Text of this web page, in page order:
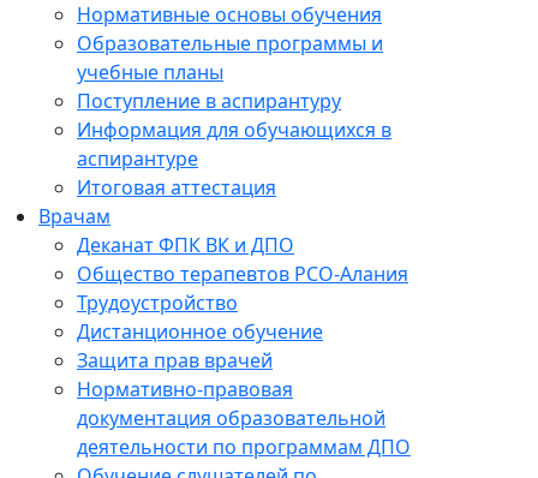
Нормативные основы обучения
Образовательные программы и
учебные планы
Поступление в аспирантуру
Информация для обучающихся в
аспирантуре
Итоговая аттестация
Врачам
Деканат ФПК ВК и ДПО
Общество терапевтов РСО-Алания
Трудоустройство
Дистанционное обучение
Защита прав врачей
Нормативно-правовая
документация образовательной
деятельности по программам ДПО